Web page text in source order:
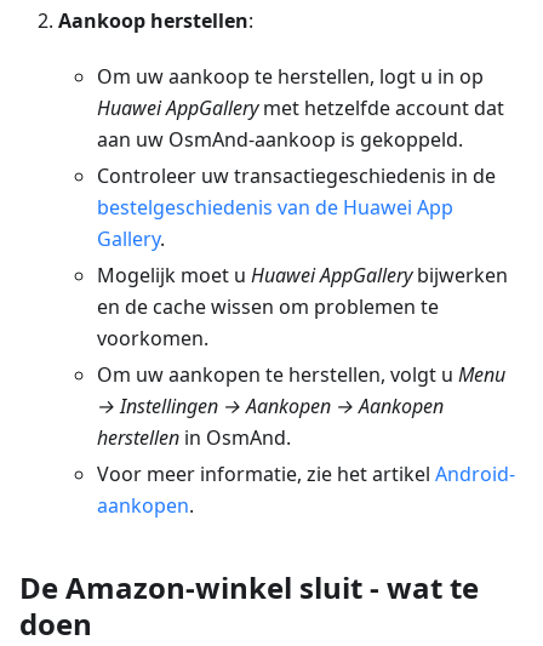
Aankoop herstellen:
Om uw aankoop te herstellen, logt u in op
Huawei AppGallerymet hetzelfde account dat
aan uw OsmAnd-aankoop is gekoppeld.
Controleer uw transactiegeschiedenis in de
bestelgeschiedenis van de Huawei App
Gallery.
Mogelijk moet u Huawei AppGallerybijwerken
en de cache wissen om problemen te
voorkomen.
Om uw aankopen te herstellen, volgt u Menu
→ Instellingen → Aankopen → Aankopen
herstellen in OsmAnd.
Voor meer informatie, zie het artikel Android-
aankopen.
De Amazon-winkel sluit - wat te
doen